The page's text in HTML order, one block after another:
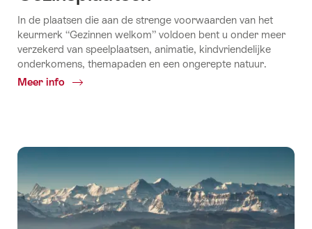
In de plaatsen die aan de strenge voorwaarden van het
keurmerk “Gezinnen welkom” voldoen bent u onder meer
verzekerd van speelplaatsen, animatie, kindvriendelijke
onderkomens, themapaden en een ongerepte natuur.
Meer info
Common.Of